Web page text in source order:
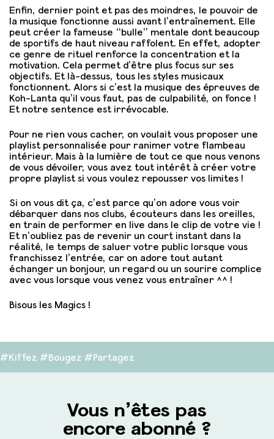
Enfin, dernier point et pas des moindres, le pouvoir de
la musique fonctionne aussi avant l’entraînement. Elle
peut créer la fameuse “bulle” mentale dont beaucoup
de sportifs de haut niveau raffolent. En effet, adopter
ce genre de rituel renforce la concentration et la
motivation. Cela permet d’être plus focus sur ses
objectifs. Et là-dessus, tous les styles musicaux
fonctionnent. Alors si c’est la musique des épreuves de
Koh-Lanta qu’il vous faut, pas de culpabilité, on fonce !
Et notre sentence est irrévocable.
Pour ne rien vous cacher, on voulait vous proposer une
playlist personnalisée pour ranimer votre flambeau
intérieur. Mais à la lumière de tout ce que nous venons
de vous dévoiler, vous avez tout intérêt à créer votre
propre playlist si vous voulez repousser vos limites !
Si on vous dit ça, c’est parce qu’on adore vous voir
débarquer dans nos clubs, écouteurs dans les oreilles,
en train de performer en live dans le clip de votre vie !
Et n’oubliez pas de revenir un court instant dans la
réalité, le temps de saluer votre public lorsque vous
franchissez l’entrée, car on adore tout autant
échanger un bonjour, un regard ou un sourire complice
avec vous lorsque vous venez vous entraîner ^^ !
Bisous les Magics !
#Kiffez #Bougez #Partagez
Vous n’êtes pas
encore abonné ?